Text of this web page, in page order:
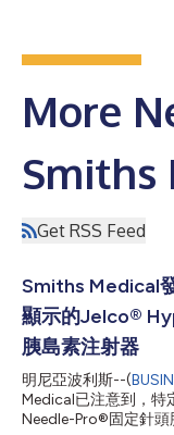
More
Smiths
Get RSS Feed
Smiths Medical
顯示的Jelco®
胰島素注射器
明尼亞波利斯--(
Medical已注意到，
Needle-Pro®固定針頭